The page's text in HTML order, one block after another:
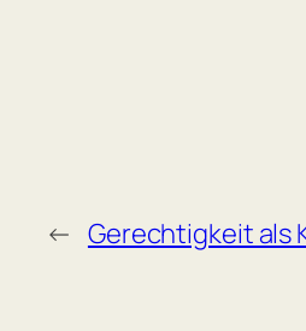
← Gerechtigkeit als